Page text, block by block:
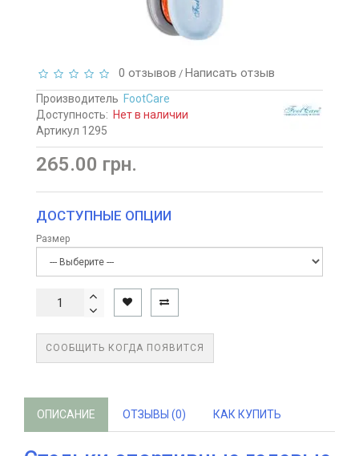
0 отзывов / Написать отзыв
Производитель FootCare
Доступность: Нет в наличии
Артикул 1295
265.00 грн.
ДОСТУПНЫЕ ОПЦИИ
Размер
СООБЩИТЬ КОГДА ПОЯВИТСЯ
ОПИСАНИЕ ОТЗЫВЫ (0) КАК КУПИТЬ